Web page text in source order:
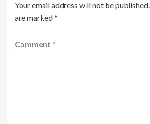
Your email address will not be published.
are marked*
Comment *